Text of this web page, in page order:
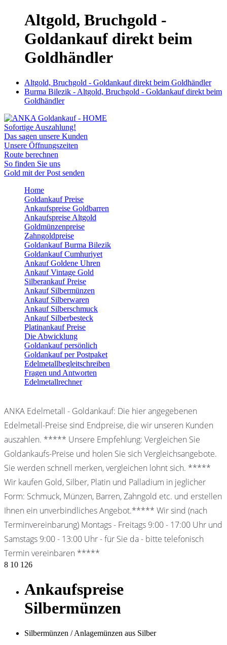
Altgold, Bruchgold -
Goldankauf direkt beim
Goldhändler
Altgold, Bruchgold - Goldankauf direkt beim Goldhändler
Burma Bilezik - Altgold, Bruchgold - Goldankauf direkt beim
Goldhändler
Sofortige Auszahlung!
Das sagen unsere Kunden
Unsere Öffnungszeiten
Route berechnen
So finden Sie uns
Gold mit der Post senden
Home
Goldankauf Preise
Ankaufspreise Goldbarren
Ankaufspreise Altgold
Goldmünzenpreise
Zahngoldpreise
Goldankauf Burma Bilezik
Goldankauf Cumhuriyet
Ankauf Goldene Uhren
Ankauf Vintage Gold
Silberankauf Preise
Ankauf Silbermünzen
Ankauf Silberwaren
Ankauf Silberschmuck
Ankauf Silberbesteck
Platinankauf Preise
Die Abwicklung
Goldankauf persönlich
Goldankauf per Postpaket
Edelmetallbegleitschreiben
Fragen und Antworten
Edelmetallrechner
ANKA Edelmetall - Goldankauf: Die hier angegebenen
Edelmetall-Preise sind Endpreise, die wir unseren Kunden
auszahlen. ***** Unsere Empfehlung: Vergleichen Sie
Goldankaufs-Preise und holen Sie sich Vergleichsangebote.
Sie werden schnell merken, vergleichen lohnt sich. *****
Wir kaufen Gold, Silber, Platin und Palladium in jeglicher
Form: Schmuck, Münzen, Barren, Zahngold etc. und erstellen
Ihnen ein unverbindliches Angebot.***** Wir sind (nach
Terminvereinbarung) Montags - Freitags 9:00 - 17:00 Uhr und
Samstags 9:00 - 13:00 Uhr - für Sie da - bitte telefonisch
Termin vereinbaren *****
8 10 126
Ankaufspreise
Silbermünzen
Silbermünzen / Anlagemünzen aus Silber